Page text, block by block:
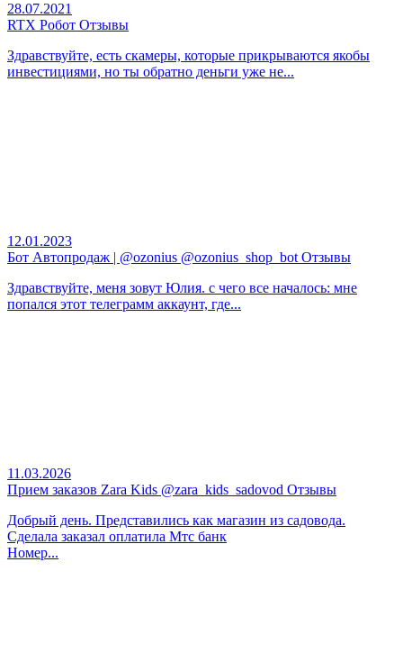
28.07.2021
RTX Робот Отзывы
Здравствуйте, есть скамеры, которые прикрываются якобы
инвестициями, но ты обратно деньги уже не...
12.01.2023
Бот Автопродаж | @ozonius @ozonius_shop_bot Отзывы
Здравствуйте, меня зовут Юлия. с чего все началось: мне
попался этот телеграмм аккаунт, где...
11.03.2026
Прием заказов Zara Kids @zara_kids_sadovod Отзывы
Добрый день. Представились как магазин из садовода.
Сделала заказал оплатила Мтс банк
Номер...